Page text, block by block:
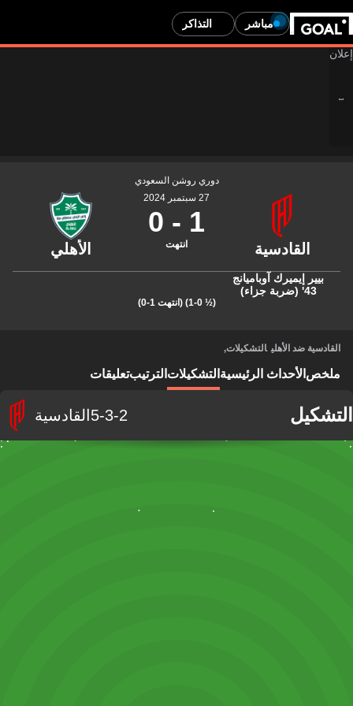
مباشر التذاكر
دوري روشن السعودي
27 سبتمبر 2024
1
-
0
انتهت
بيير إيميرك آوباميانج
43' (ضربة جزاء)
(½ 1-0) (انتهت 1-0)
القادسية ضد الأهلي التشكيلات,
ملخص الأحداث الرئيسية التشكيلات الترتيبتعليقات
القادسية 5-3-2 التشكيل